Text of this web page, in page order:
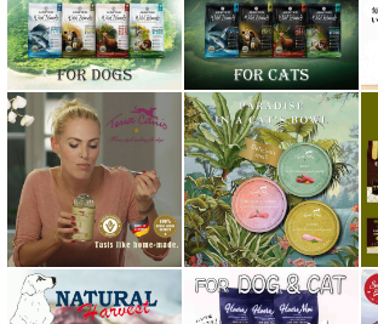
バーキングヘッズ BARKING HEADS
ハーロウブレンド Harlow Blend
バイオトロール・バイオフレッシュ Byotrol
バリアサプリ
Haere Mai ハレマエ
阪急ハロードッグ